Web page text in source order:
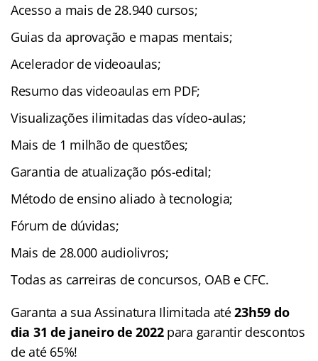
Acesso a mais de 28.940 cursos;
Guias da aprovação e mapas mentais;
Acelerador de videoaulas;
Resumo das videoaulas em PDF;
Visualizações ilimitadas das vídeo-aulas;
Mais de 1 milhão de questões;
Garantia de atualização pós-edital;
Método de ensino aliado à tecnologia;
Fórum de dúvidas;
Mais de 28.000 audiolivros;
Todas as carreiras de concursos, OAB e CFC.
Garanta a sua Assinatura Ilimitada até23h59 do
dia 31 de janeiro de 2022para garantir descontos
de até 65%!